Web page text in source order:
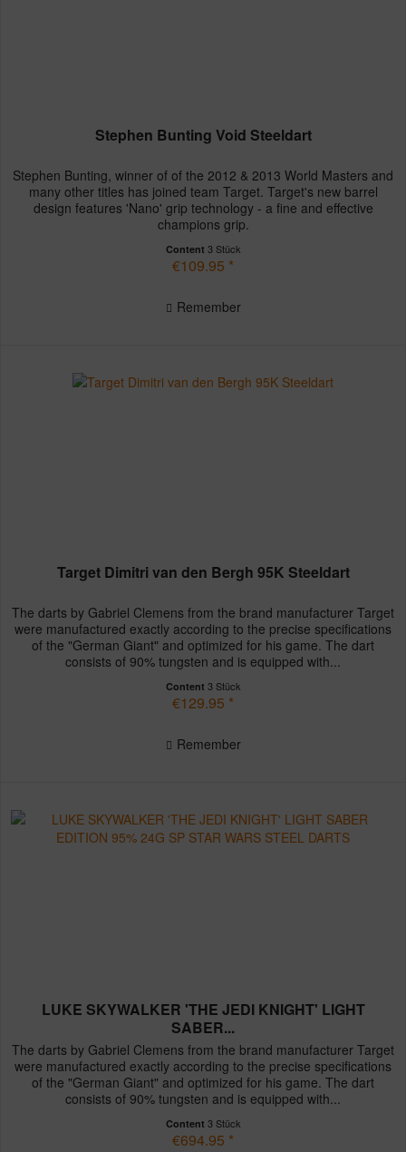
Stephen Bunting Void Steeldart
Stephen Bunting, winner of of the 2012 & 2013 World Masters and
many other titles has joined team Target. Target's new barrel
design features 'Nano' grip technology - a fine and effective
champions grip.
Content 3 Stück
€109.95 *
Remember
Target Dimitri van den Bergh 95K Steeldart
The darts by Gabriel Clemens from the brand manufacturer Target
were manufactured exactly according to the precise specifications
of the "German Giant" and optimized for his game. The dart
consists of 90% tungsten and is equipped with...
Content 3 Stück
€129.95 *
Remember
LUKE SKYWALKER 'THE JEDI KNIGHT' LIGHT
SABER...
The darts by Gabriel Clemens from the brand manufacturer Target
were manufactured exactly according to the precise specifications
of the "German Giant" and optimized for his game. The dart
consists of 90% tungsten and is equipped with...
Content 3 Stück
€694.95 *